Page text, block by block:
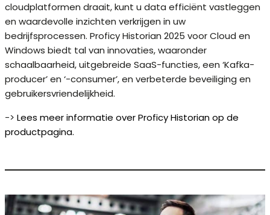
cloudplatformen draait, kunt u data efficiënt vastleggen
en waardevolle inzichten verkrijgen in uw
bedrijfsprocessen. Proficy Historian 2025 voor Cloud en
Windows biedt tal van innovaties, waaronder
schaalbaarheid, uitgebreide SaaS-functies, een ‘Kafka-
producer’ en ‘-consumer’, en verbeterde beveiliging en
gebruikersvriendelijkheid.
-> Lees meer informatie over Proficy Historian op de
productpagina.